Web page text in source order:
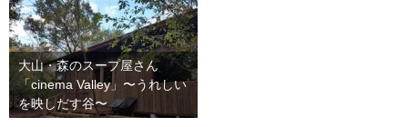
大山・森のスープ屋さん
「cinema Valley」〜うれしい
を映しだす谷〜